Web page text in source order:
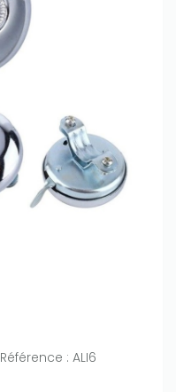
Référence : ALI6